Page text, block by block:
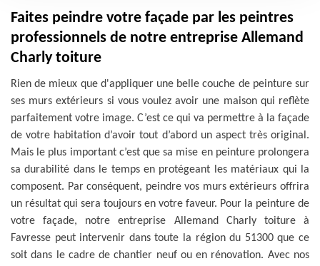
Faites peindre votre façade par les peintres
professionnels de notre entreprise Allemand
Charly toiture
Rien de mieux que d'appliquer une belle couche de peinture sur
ses murs extérieurs si vous voulez avoir une maison qui reflète
parfaitement votre image. C’est ce qui va permettre à la façade
de votre habitation d’avoir tout d’abord un aspect très original.
Mais le plus important c’est que sa mise en peinture prolongera
sa durabilité dans le temps en protégeant les matériaux qui la
composent. Par conséquent, peindre vos murs extérieurs offrira
un résultat qui sera toujours en votre faveur. Pour la peinture de
votre façade, notre entreprise Allemand Charly toiture à
Favresse peut intervenir dans toute la région du 51300 que ce
soit dans le cadre de chantier neuf ou en rénovation. Avec nos